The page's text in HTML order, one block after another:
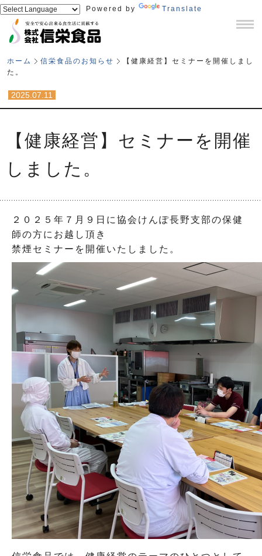
Powered by Translate
ホーム 信栄食品のお知らせ
【健康経営】セミナーを開催しまし
た。
2025.07.11
【健康経営】セミナーを開催
しました。
２０２５年７月９日に協会けんぽ長野支部の保健
師の方にお越し頂き
禁煙セミナーを開催いたしました。